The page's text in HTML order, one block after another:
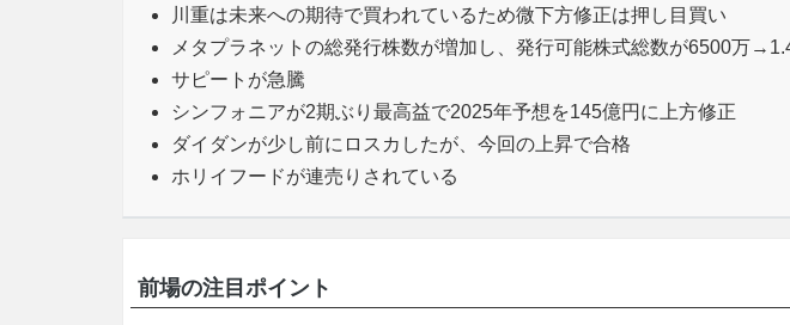
川重は未来への期待で買われているため微下方修正は押し目買い
メタプラネットの総発行株数が増加し、発行可能株式総数が6500万
サピートが急騰
シンフォニアが2期ぶり最高益で2025年予想を145億円に上方修正
ダイダンが少し前にロスカしたが、今回の上昇で合格
ホリイフードが連売りされている
前場の注目ポイント